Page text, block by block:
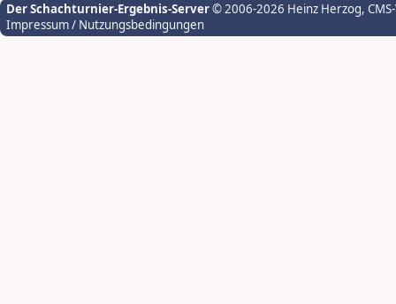
Der Schachturnier-Ergebnis-Server© 2006-2026 Heinz Herzog,
Impressum / Nutzungsbedingungen